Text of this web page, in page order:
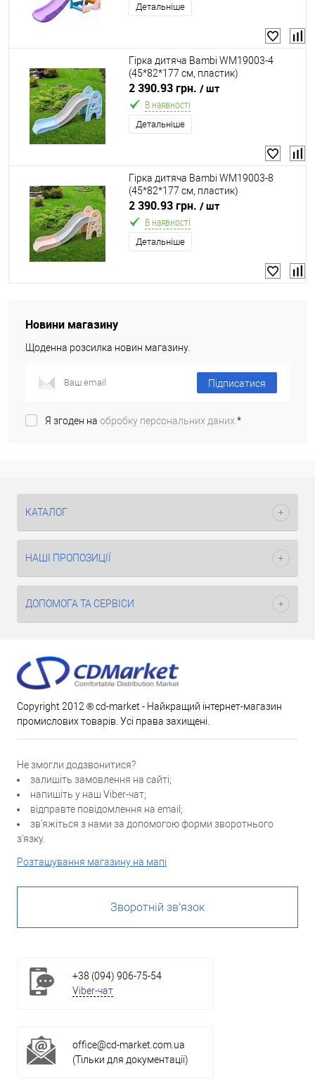
Детальніше
Гірка дитяча Bambi WM19003-4
(45*82*177 см, пластик)
2 390.93 грн. / шт
В наявності
Детальніше
Гірка дитяча Bambi WM19003-8
(45*82*177 см, пластик)
2 390.93 грн. / шт
В наявності
Детальніше
Новини магазину
Щоденна розсилка новин магазину.
Підписатися
Я згоден на обробку персональних даних.*
КАТАЛОГ
НАШІ ПРОПОЗИЦІЇ
ДОПОМОГА ТА СЕРВІСИ
Copyright 2012 ® cd-market - Найкращий інтернет-магазин
промислових товарів. Усі права захищені.
Не змогли додзвонитися?
залишіть замовлення на сайті;
напишіть у наш Viber-чат;
відправте повідомлення на email;
зв'яжіться з нами за допомогою форми зворотнього
з'язку.
Розташування магазину на мапі
Зворотній зв'язок
+38 (094) 906-75-54
Viber-чат
office@cd-market.com.ua
(Тільки для документації)